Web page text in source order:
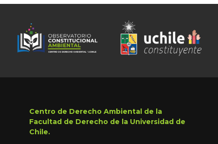
Centro de Derecho Ambiental de la
Facultad de Derecho de la Universidad de
Chile.